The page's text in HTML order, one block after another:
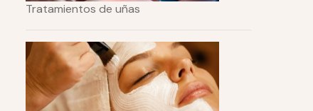
Tratamientos de uñas